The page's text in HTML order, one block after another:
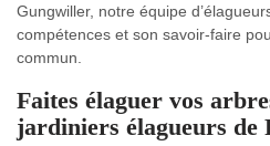
Gungwiller, notre équipe
compétences et son savoir-faire
commun.
Faites élaguer vos
jardiniers élagueurs de